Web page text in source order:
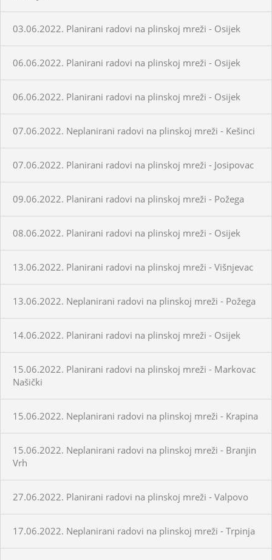
03.06.2022. Planirani radovi na plinskoj mreži - Osijek
06.06.2022. Planirani radovi na plinskoj mreži - Osijek
06.06.2022. Planirani radovi na plinskoj mreži - Osijek
07.06.2022. Neplanirani radovi na plinskoj mreži - Kešinci
07.06.2022. Planirani radovi na plinskoj mreži - Josipovac
09.06.2022. Planirani radovi na plinskoj mreži - Požega
08.06.2022. Planirani radovi na plinskoj mreži - Osijek
13.06.2022. Planirani radovi na plinskoj mreži - Višnjevac
13.06.2022. Neplanirani radovi na plinskoj mreži - Požega
14.06.2022. Planirani radovi na plinskoj mreži - Osijek
15.06.2022. Planirani radovi na plinskoj mreži - Markovac
Našički
15.06.2022. Neplanirani radovi na plinskoj mreži - Krapina
15.06.2022. Neplanirani radovi na plinskoj mreži - Branjin
Vrh
27.06.2022. Planirani radovi na plinskoj mreži - Valpovo
17.06.2022. Neplanirani radovi na plinskoj mreži - Trpinja